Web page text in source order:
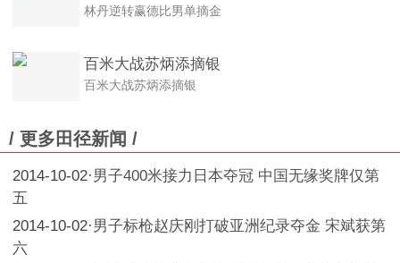
林丹逆转赢德比男单摘金
百米大战苏炳添摘银
百米大战苏炳添摘银
/ 更多田径新闻 /
2014-10-02·男子400米接力日本夺冠 中国无缘奖牌仅第
五
2014-10-02·男子标枪赵庆刚打破亚洲纪录夺金 宋斌获第
六